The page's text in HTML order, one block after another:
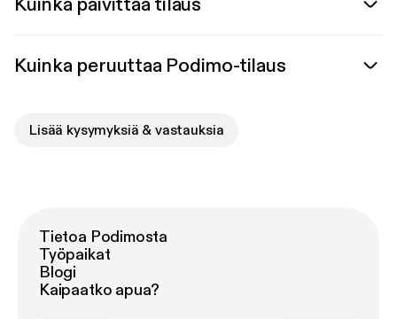
Kuinka peruuttaa Podimo-tilaus
Lisää kysymyksiä & vastauksia
Tietoa Podimosta
Työpaikat
Blogi
Kaipaatko apua?